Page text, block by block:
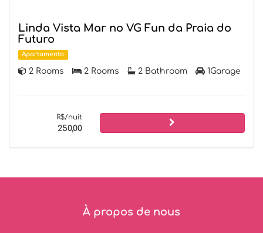
Linda Vista Mar no VG Fun da Praia do
Futuro
Apartamento
2 Rooms 2 Rooms 2 Bathroom 1Garage
R$/nuit
250,00
À propos de nous